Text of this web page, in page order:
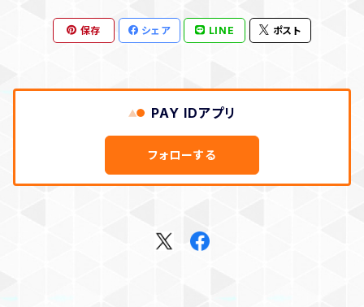
保存 シェア LINE ポスト
PAY IDアプリ
フォローする